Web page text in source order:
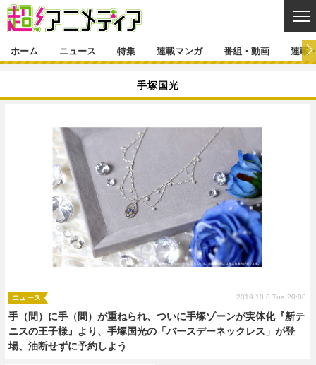
ゲーム・アプリ
映画 音楽
グッズ イベント
声優 コスプレ
舞台 新帝スタ
特集一覧
インタビュー レポート
ラキりす
連載マンガ
連載マンガ一覧 連載一覧
番組・動画
番組・動画一覧 ラジオ
動画
連載・ブログ
連載・ブログ一覧 コラム
編集部ブログ・お知らせ
ホーム ニュース 特集 連載マンガ 番組・動画 連載
手塚国光
手（間）に手（間）が重ねられ、ついに手塚ゾーンが実体化『新テ
ニスの王子様』より、手塚国光の「バースデーネックレス」が登
場、油断せずに予約しよう
ニュース 2019.10.8 Tue 20:00